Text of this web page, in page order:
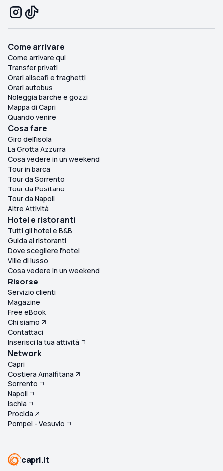
Come arrivare
Come arrivare qui
Transfer privati
Orari aliscafi e traghetti
Orari autobus
Noleggia barche e gozzi
Mappa di Capri
Quando venire
Cosa fare
Giro dell'isola
La Grotta Azzurra
Cosa vedere in un weekend
Tour in barca
Tour da Sorrento
Tour da Positano
Tour da Napoli
Altre Attività
Hotel e ristoranti
Tutti gli hotel e B&B
Guida ai ristoranti
Dove scegliere l'hotel
Ville di lusso
Cosa vedere in un weekend
Risorse
Servizio clienti
Magazine
Free eBook
Chi siamo
Contattaci
Inserisci la tua attività
Network
Capri
Costiera Amalfitana
Sorrento
Napoli
Ischia
Procida
Pompei - Vesuvio
capri.it